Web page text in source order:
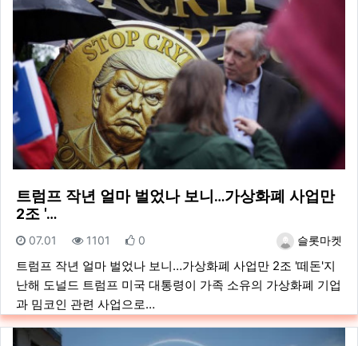
트럼프 작년 얼마 벌었나 보니…가상화폐 사업만
2조 '…
등록자슬롯마켓
등록일
07.01 조회
1101 추천
0
트럼프 작년 얼마 벌었나 보니…가상화폐 사업만 2조 '떼돈'지
난해 도널드 트럼프 미국 대통령이 가족 소유의 가상화폐 기업
과 밈코인 관련 사업으로…